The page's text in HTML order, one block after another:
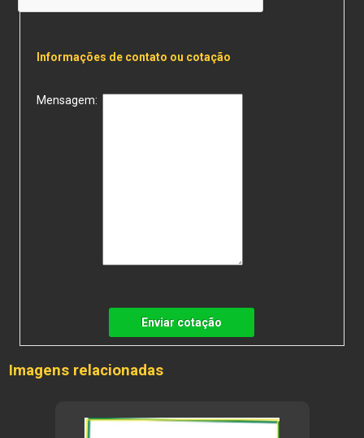
Informações de contato ou cotação
Mensagem:
Enviar cotação
Imagens relacionadas